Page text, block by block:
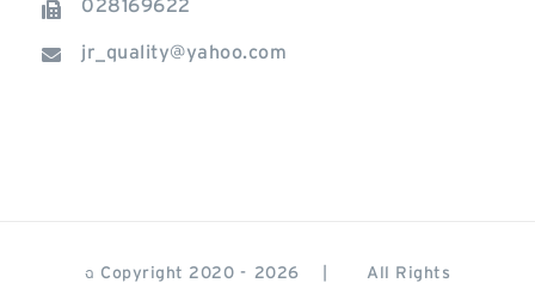
028169622
jr_quality@yahoo.com
© Copyright 2020 - 2026 | All Rights